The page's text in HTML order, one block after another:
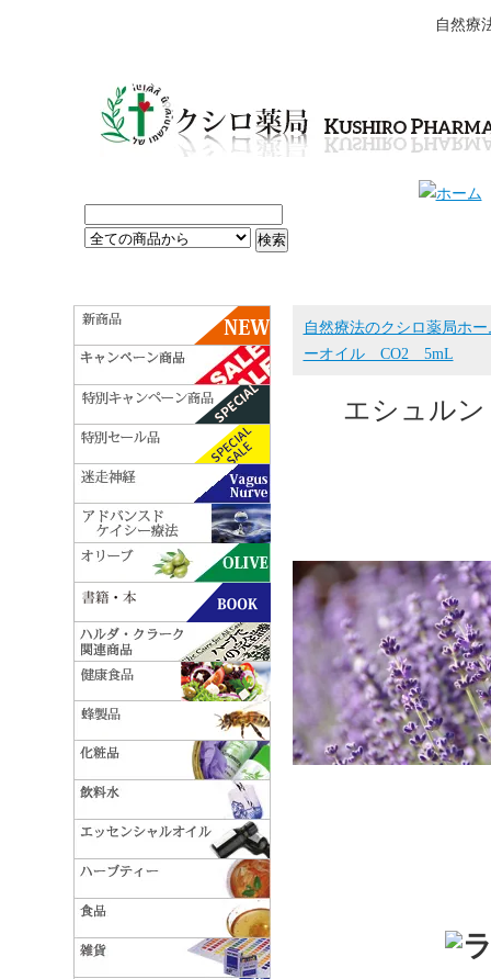
自然療
自然療法のクシロ薬局ホー
ーオイル CO2 5mL
エシュル